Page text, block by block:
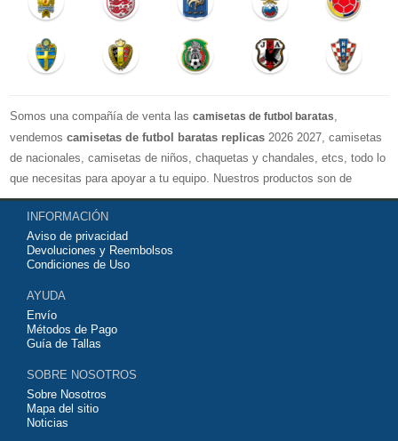
Somos una compañía de venta las camisetas de futbol baratas,
vendemos camisetas de futbol baratas replicas 2026 2027, camisetas
de nacionales, camisetas de niños, chaquetas y chandales, etcs, todo lo
que necesitas para apoyar a tu equipo. Nuestros productos son de
exelente calidad y buen precio. Espero que usted puede estar satisfecho,
Agradecemos sus comentarios y sugerencias.
INFORMACIÓN
Aviso de privacidad
Devoluciones y Reembolsos
Condiciones de Uso
AYUDA
Envío
Métodos de Pago
Guía de Tallas
SOBRE NOSOTROS
Sobre Nosotros
Mapa del sitio
Noticias